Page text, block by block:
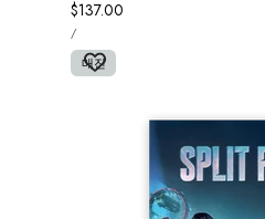
정
가
$137.00
단
가/당
매진